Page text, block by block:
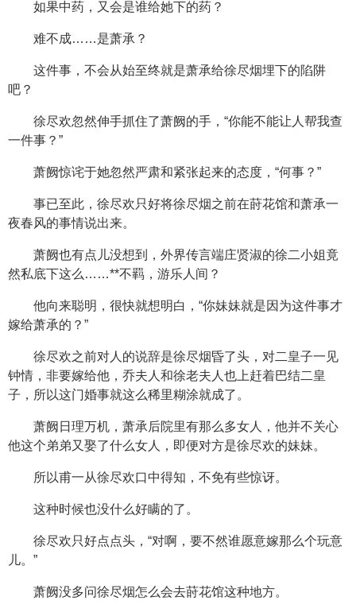
如果中药，又会是谁给她下的药？
难不成……是萧承？
这件事，不会从始至终就是萧承给徐尽烟埋下的陷阱
吧？
徐尽欢忽然伸手抓住了萧阙的手，“你能不能让人帮我查
一件事？”
萧阙惊诧于她忽然严肃和紧张起来的态度，“何事？”
事已至此，徐尽欢只好将徐尽烟之前在莳花馆和萧承一
夜春风的事情说出来。
萧阙也有点儿没想到，外界传言端庄贤淑的徐二小姐竟
然私底下这么……**不羁，游乐人间？
他向来聪明，很快就想明白，“你妹妹就是因为这件事才
嫁给萧承的？”
徐尽欢之前对人的说辞是徐尽烟昏了头，对二皇子一见
钟情，非要嫁给他，乔夫人和徐老夫人也上赶着巴结二皇
子，所以这门婚事就这么稀里糊涂就成了。
萧阙日理万机，萧承后院里有那么多女人，他并不关心
他这个弟弟又娶了什么女人，即便对方是徐尽欢的妹妹。
所以甫一从徐尽欢口中得知，不免有些惊讶。
这种时候也没什么好瞒的了。
徐尽欢只好点点头，“对啊，要不然谁愿意嫁那么个玩意
儿。”
萧阙没多问徐尽烟怎么会去莳花馆这种地方。